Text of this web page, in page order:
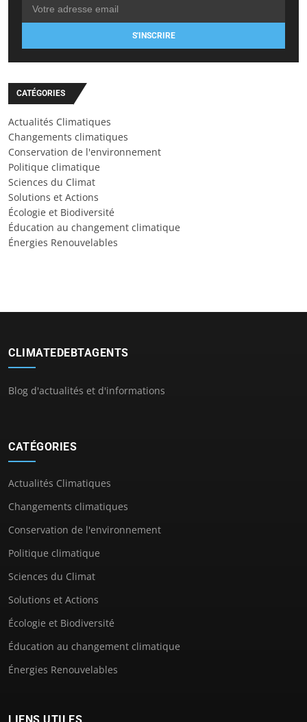
S'INSCRIRE
CATÉGORIES
Actualités Climatiques
Changements climatiques
Conservation de l'environnement
Politique climatique
Sciences du Climat
Solutions et Actions
Écologie et Biodiversité
Éducation au changement climatique
Énergies Renouvelables
CLIMATEDEBTAGENTS
Blog d'actualités et d'informations
CATÉGORIES
Actualités Climatiques
Changements climatiques
Conservation de l'environnement
Politique climatique
Sciences du Climat
Solutions et Actions
Écologie et Biodiversité
Éducation au changement climatique
Énergies Renouvelables